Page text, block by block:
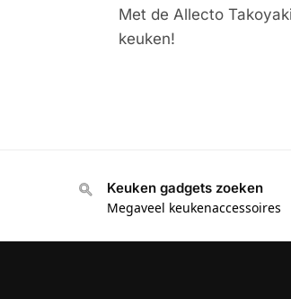
Met de Allecto
keuken!
Keuken gadgets zoeken
Megaveel keukenaccessoires